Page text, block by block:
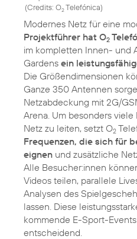
(Credits: O2Telefónica)
Modernes Netz für eine
Projektführer hat O2
im kompletten Innen- und
Gardens ein
Die Größendimensionen
Ganze 350 Antennen
Netzabdeckung mit 2G/
Arena. Um besonders
Netz zu leiten, setzt O2
Frequenzen, die sich für
eignen und zusätzliche
Alle Besucher:innen
Videos teilen, parallele
Analysen des
lassen. Diese
kommende E-Sport-
entscheidend.